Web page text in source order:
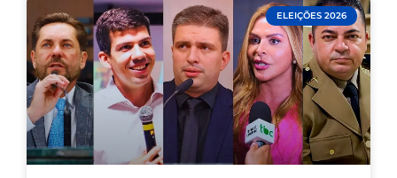
ELEIÇÕES 2026